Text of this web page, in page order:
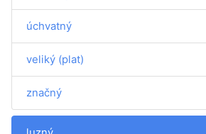
úchvatný
veliký (plat)
značný